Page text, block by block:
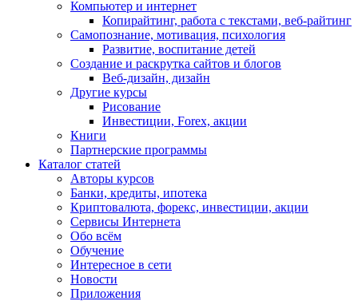
Компьютер и интернет
Копирайтинг, работа с текстами, веб-райтинг
Самопознание, мотивация, психология
Развитие, воспитание детей
Создание и раскрутка сайтов и блогов
Веб-дизайн, дизайн
Другие курсы
Рисование
Инвестиции, Forex, акции
Книги
Партнерские программы
Каталог статей
Авторы курсов
Банки, кредиты, ипотека
Криптовалюта, форекс, инвестиции, акции
Сервисы Интернета
Обо всём
Обучение
Интересное в сети
Новости
Приложения